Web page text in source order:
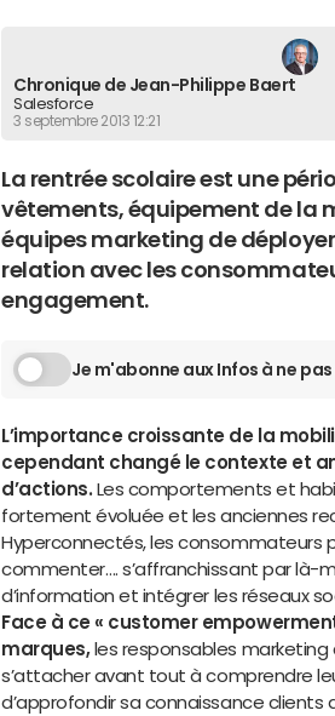
Chronique de Jean-Philippe Baert
Salesforce
3 septembre 2013 12:21
La rentrée scolaire est une
vêtements, équipement de la
équipes marketing de
relation avec les
engagement.
Je m'abonne aux Infos à ne
L’importance croissante de la
cependant changé le contexte et
d’actions. Les comportements et
fortement évoluée et les anciennes
Hyperconnectés, les consommateurs
commenter…. s’affranchissant par là-
d’information et intégrer les réseaux
Face à ce « customer
marques,les responsables
s’attacher avant tout à comprendre
d’approfondir sa connaissance clients